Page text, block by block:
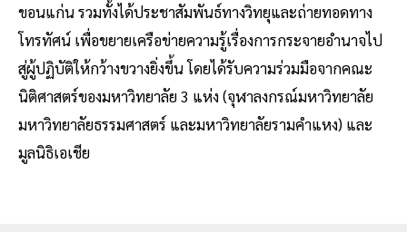
ขอนแก่น รวมทั้งได้ประชาสัมพันธ์ทางวิทยุและถ่ายทอดทาง
โทรทัศน์ เพื่อขยายเครือข่ายความรู้เรื่องการกระจายอำนาจไป
สู่ผู้ปฏิบัติให้กว้างขวางยิ่งขึ้น โดยได้รับความร่วมมือจากคณะ
นิติศาสตร์ของมหาวิทยาลัย 3 แห่ง (จุฬาลงกรณ์มหาวิทยาลัย
มหาวิทยาลัยธรรมศาสตร์ และมหาวิทยาลัยรามคำแหง) และ
มูลนิธิเอเชีย